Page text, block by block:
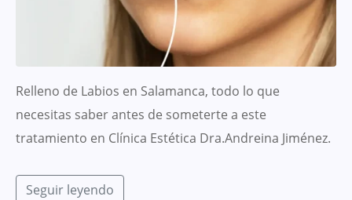
Relleno de Labios en Salamanca, todo lo que
necesitas saber antes de someterte a este
tratamiento en Clínica Estética Dra.Andreina Jiménez.
Seguir leyendo